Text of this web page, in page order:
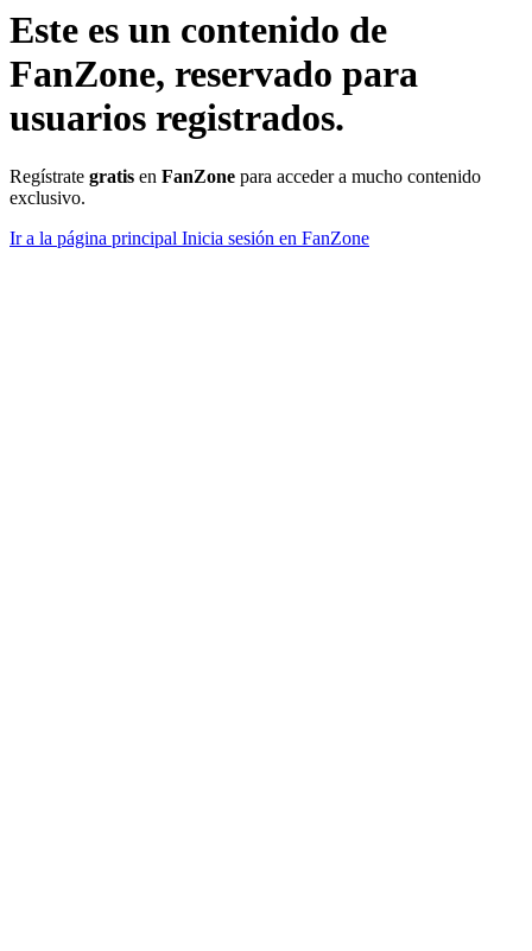
Este es un contenido de
FanZone, reservado para
usuarios registrados.
Regístrate gratis en FanZone para acceder a mucho contenido
exclusivo.
Ir a la página principal Inicia sesión en FanZone